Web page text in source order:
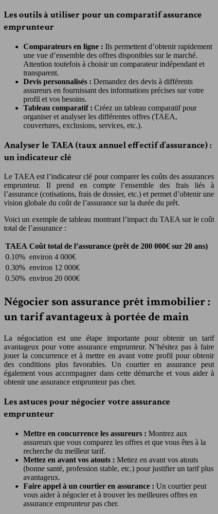
Les outils à utiliser pour un comparatif assurance
emprunteur
Comparateurs en ligne : Ils permettent d’obtenir rapidement
une vue d’ensemble des offres disponibles sur le marché.
Attention toutefois à choisir un comparateur indépendant et
transparent.
Devis personnalisés : Demandez des devis à différents
assureurs en fournissant des informations précises sur votre
profil et vos besoins.
Tableau comparatif : Créez un tableau comparatif pour
organiser et analyser les différentes offres (TAEA,
couvertures, exclusions, services, etc.).
Analyser le TAEA (taux annuel effectif d’assurance) :
un indicateur clé
Le TAEA est l’indicateur clé pour comparer les coûts des assurances
emprunteur. Il prend en compte l’ensemble des frais liés à
l’assurance (cotisations, frais de dossier, etc.) et permet d’obtenir une
vision globale du coût de l’assurance sur la durée du prêt.
Voici un exemple de tableau montrant l’impact du TAEA sur le coût
total de l’assurance :
TAEA Coût total de l’assurance (prêt de 200 000€ sur 20 ans)
0.10% environ 4 000€
0.30% environ 12 000€
0.50% environ 20 000€
Négocier son assurance prêt immobilier :
un tarif avantageux à portée de main
La négociation est une étape importante pour obtenir un tarif
avantageux pour votre assurance emprunteur. N’hésitez pas à faire
jouer la concurrence et à mettre en avant votre profil pour obtenir
des conditions plus favorables. Un courtier en assurance peut
également vous accompagner dans cette démarche et vous aider à
obtenir une assurance emprunteur pas cher.
Les astuces pour négocier votre assurance
emprunteur
Mettre en concurrence les assureurs : Montrez aux
assureurs que vous comparez les offres et que vous êtes à la
recherche du meilleur tarif.
Mettez en avant vos atouts : Mettez en avant vos atouts
(bonne santé, profession stable, etc.) pour justifier un tarif plus
avantageux.
Faire appel à un courtier en assurance : Un courtier peut
vous aider à négocier et à trouver les meilleures offres en
assurance emprunteur pas cher.